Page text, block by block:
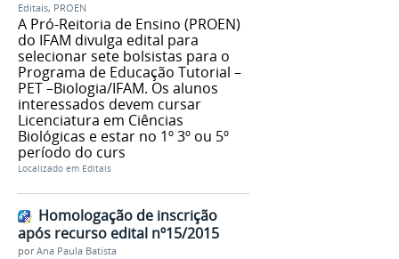
Editais, PROEN
A Pró-Reitoria de Ensino (PROEN)
do IFAM divulga edital para
selecionar sete bolsistas para o
Programa de Educação Tutorial –
PET –Biologia/IFAM. Os alunos
interessados devem cursar
Licenciatura em Ciências
Biológicas e estar no 1º 3º ou 5º
período do curs
Localizado em Editais
Homologação de inscrição
após recurso edital nº15/2015
porAna Paula Batista